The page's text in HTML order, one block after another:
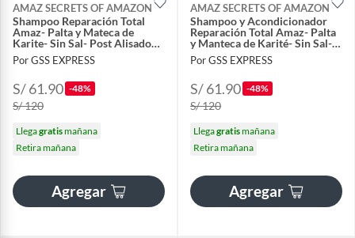
AMAZ SECRETS OF AMAZON
Shampoo Reparación Total
Amaz- Palta y Mateca de
Karite- Sin Sal- Post Alisado
380gr- Pack por 2
Por GSS EXPRESS
S/ 61.90 -48%
S/ 120
Llegagratismañana
Retira mañana
Agregar
AMAZ SECRETS OF AMAZON
Shampoo y Acondicionador
Reparación Total Amaz- Palta
y Manteca de Karité- Sin Sal-
Post Alisado- 380gr cu
Por GSS EXPRESS
S/ 61.90 -48%
S/ 120
Llegagratismañana
Retira mañana
Agregar